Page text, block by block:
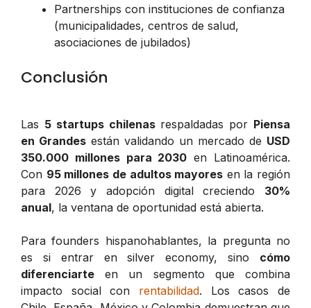
Partnerships con instituciones de confianza
(municipalidades, centros de salud,
asociaciones de jubilados)
Conclusión
Las 5 startups chilenasrespaldadas por Piensa
en Grandes están validando un mercado de USD
350.000 millones para 2030 en Latinoamérica.
Con 95 millones de adultos mayores en la región
para 2026 y adopción digital creciendo 30%
anual, la ventana de oportunidad está abierta.
Para founders hispanohablantes, la pregunta no
es si entrar en silver economy, sino cómo
diferenciarte en un segmento que combina
impacto social con rentabilidad. Los casos de